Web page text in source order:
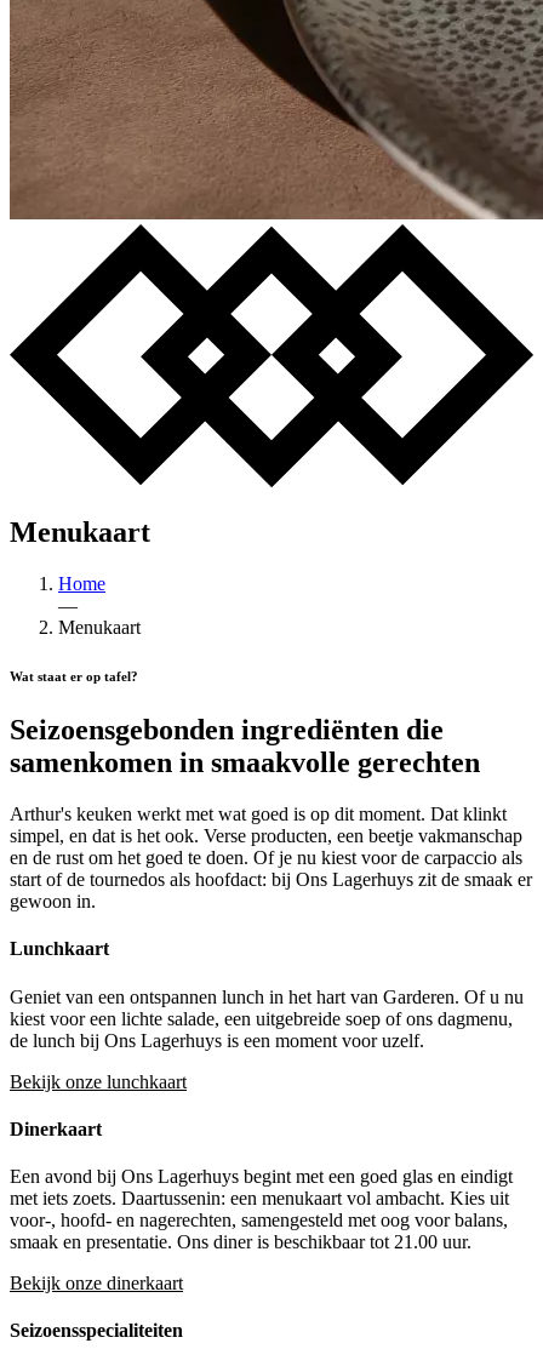
Menukaart
Home
—
Menukaart
Wat staat er op tafel?
Seizoensgebonden ingrediënten die
samenkomen in smaakvolle gerechten
Arthur's keuken werkt met wat goed is op dit moment. Dat klinkt
simpel, en dat is het ook. Verse producten, een beetje vakmanschap
en de rust om het goed te doen. Of je nu kiest voor de carpaccio als
start of de tournedos als hoofdact: bij Ons Lagerhuys zit de smaak er
gewoon in.
Lunchkaart
Geniet van een ontspannen lunch in het hart van Garderen. Of u nu
kiest voor een lichte salade, een uitgebreide soep of ons dagmenu,
de lunch bij Ons Lagerhuys is een moment voor uzelf.
Bekijk onze lunchkaart
Dinerkaart
Een avond bij Ons Lagerhuys begint met een goed glas en eindigt
met iets zoets. Daartussenin: een menukaart vol ambacht. Kies uit
voor-, hoofd- en nagerechten, samengesteld met oog voor balans,
smaak en presentatie. Ons diner is beschikbaar tot 21.00 uur.
Bekijk onze dinerkaart
Seizoensspecialiteiten